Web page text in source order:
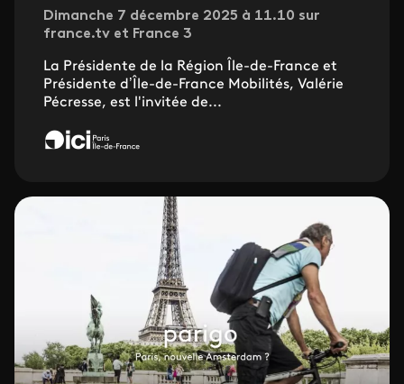
Dimanche 7 décembre 2025 à 11.10 sur
france.tv et France 3
La Présidente de la Région Île-de-France et
Présidente d’Île-de-France Mobilités, Valérie
Pécresse, est l'invitée de...